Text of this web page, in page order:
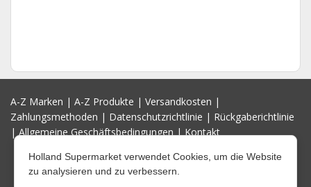
A-Z Marken | A-Z Produkte | Versandkosten |
Zahlungsmethoden | Datenschutzrichtlinie | Rückgaberichtlinie
|Allgemeine Geschäftsbedingungen|Kontakt
Holland Supermarket verwendet Cookies, um die Website
zu analysieren und zu verbessern.